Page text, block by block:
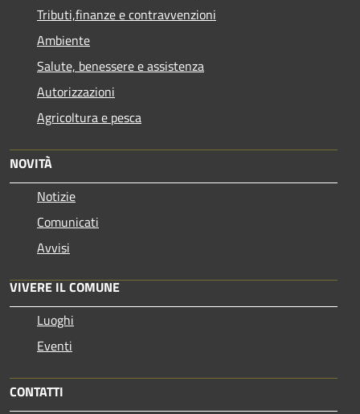
Tributi,finanze e contravvenzioni
Ambiente
Salute, benessere e assistenza
Autorizzazioni
Agricoltura e pesca
NOVITÀ
Notizie
Comunicati
Avvisi
VIVERE IL COMUNE
Luoghi
Eventi
CONTATTI